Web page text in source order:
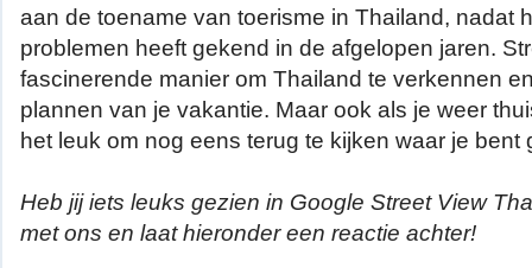
aan de toename van toerisme in Thailand, nadat
problemen heeft gekend in de afgelopen jaren.
fascinerende manier om Thailand te verkennen
plannen van je vakantie. Maar ook als je weer
het leuk om nog eens terug te kijken waar je bent
Heb jij iets leuks gezien in Google Street View
met ons en laat hieronder een reactie achter!